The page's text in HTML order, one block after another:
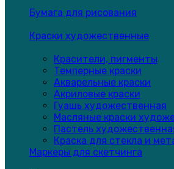
Бумага для рисования
Краски художественные
Красители, пигменты
Темперные краски
Акварельные краски
Акриловые краски
Гуашь художественная
Масляные краски
Пастель
Краска для стекла и
Маркеры для скетчинга